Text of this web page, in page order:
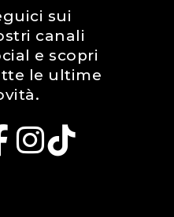
sui
canali
e scopri
le ultime